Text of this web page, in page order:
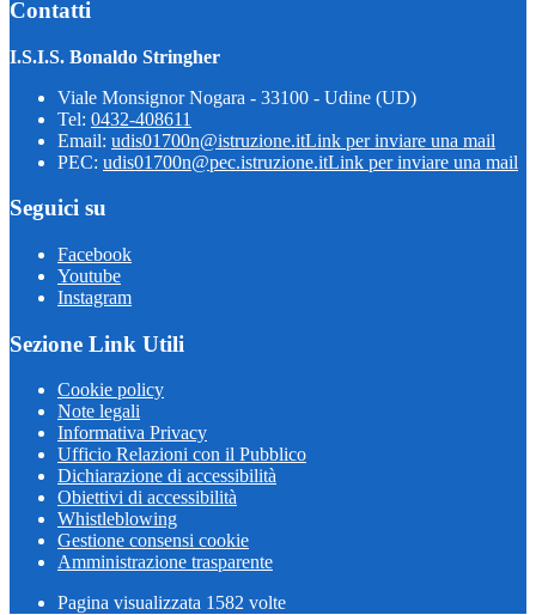
Contatti
I.S.I.S. Bonaldo Stringher
Viale Monsignor Nogara - 33100 - Udine (UD)
Tel: 0432-408611
Email: udis01700n@istruzione.itLink per inviare una mail
PEC: udis01700n@pec.istruzione.itLink per inviare una mail
Seguici su
Facebook
Youtube
Instagram
Sezione Link Utili
Cookie policy
Note legali
Informativa Privacy
Ufficio Relazioni con il Pubblico
Dichiarazione di accessibilità
Obiettivi di accessibilità
Whistleblowing
Gestione consensi cookie
Amministrazione trasparente
Pagina visualizzata 1582 volte